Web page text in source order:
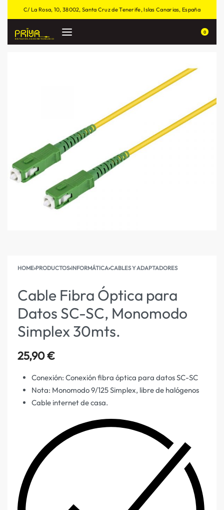
C/ La Rosa, 10, 38002, Santa Cruz de Tenerife, Islas Canarias, España
0
HOME›PRODUCTOS›INFORMÁTICA›CABLES Y ADAPTADORES
Cable Fibra Óptica para
Datos SC-SC, Monomodo
Simplex 30mts.
25,90€
Conexión: Conexión fibra óptica para datos SC-SC
Nota: Monomodo 9/125 Simplex, libre de halógenos
Cable internet de casa.